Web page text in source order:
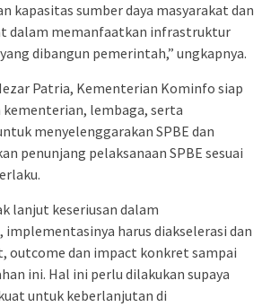
kapasitas sumber daya masyarakat dan
dalam memanfaatkan infrastruktur
dibangun pemerintah,” ungkapnya.
Patria, Kementerian Kominfo siap
lembaga, serta
menyelenggarakan SPBE dan
penunjang pelaksanaan SPBE sesuai
lanjut keseriusan dalam
implementasinya harus diakselerasi dan
outcome dan impact konkret sampai
ini. Hal ini perlu dilakukan supaya
untuk keberlanjutan di